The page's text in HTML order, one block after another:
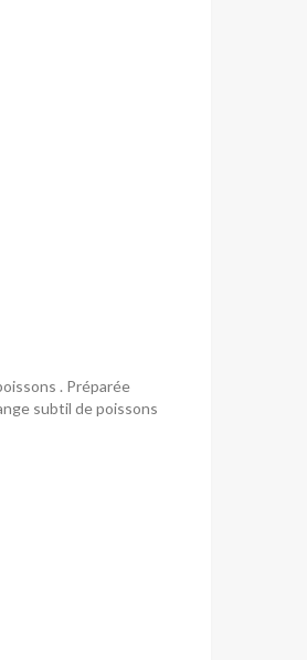
. Préparée
subtil de poissons